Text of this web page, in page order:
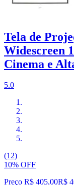
Tela de
Widescreen
Cinema e
5.0
(12)
10% OFF
Preço R$ 405,00R$